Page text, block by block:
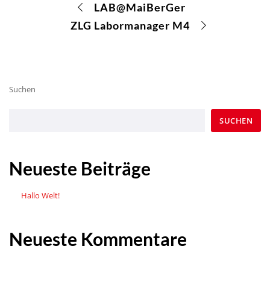
LAB@MaiBerGer
ZLG Labormanager M4
Suchen
SUCHEN
Neueste Beiträge
Hallo Welt!
Neueste Kommentare